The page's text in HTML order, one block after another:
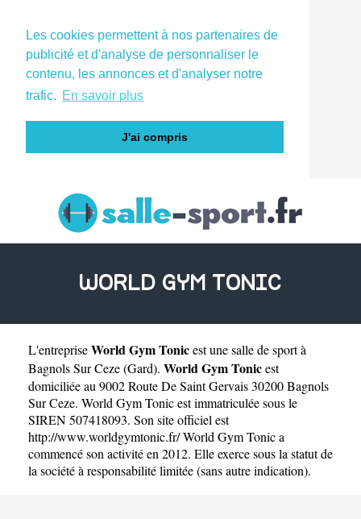
Les cookies permettent à nos partenaires de
publicité et d'analyse de personnaliser le
contenu, les annonces et d'analyser notre
trafic. En savoir plus
J'ai compris
WORLD GYM TONIC
L'entrepriseWorld Gym Tonicest unesalle de sport à
Bagnols Sur Ceze(Gard). World Gym Tonicest
domiciliée au 9002 Route De Saint Gervais 30200 Bagnols
Sur Ceze. World Gym Tonic est immatriculée sous le
SIREN 507418093. Son site officiel est
http://www.worldgymtonic.fr/World Gym Tonic a
commencé son activité en 2012. Elle exerce sous la statut de
la société à responsabilité limitée (sans autre indication).